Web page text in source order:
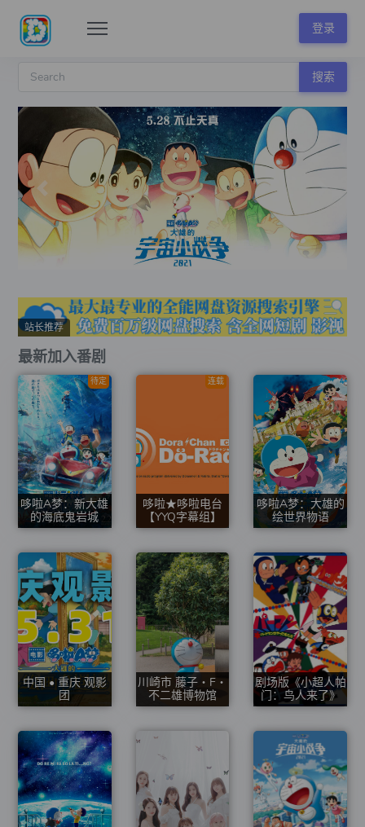
登录
搜索
站长推荐
最新加入番剧
哆啦A梦：新大雄
的海底鬼岩城
待定
哆啦★哆啦电台
【YYQ字幕组】
连载
哆啦A梦：大雄的
绘世界物语
中国 • 重庆 观影
团
川崎市 藤子・F・
不二雄博物馆
剧场版《小超人帕
门：鸟人来了》